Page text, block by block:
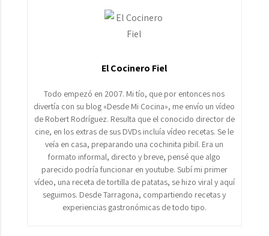
El Cocinero Fiel
Todo empezó en 2007. Mi tío, que por entonces nos
divertía con su blog «Desde Mi Cocina», me envío un vídeo
de Robert Rodríguez. Resulta que el conocido director de
cine, en los extras de sus DVDs incluía vídeo recetas. Se le
veía en casa, preparando una cochinita pibil. Era un
formato informal, directo y breve, pensé que algo
parecido podría funcionar en youtube. Subí mi primer
vídeo, una receta de tortilla de patatas, se hizo viral y aquí
seguimos. Desde Tarragona, compartiendo recetas y
experiencias gastronómicas de todo tipo.